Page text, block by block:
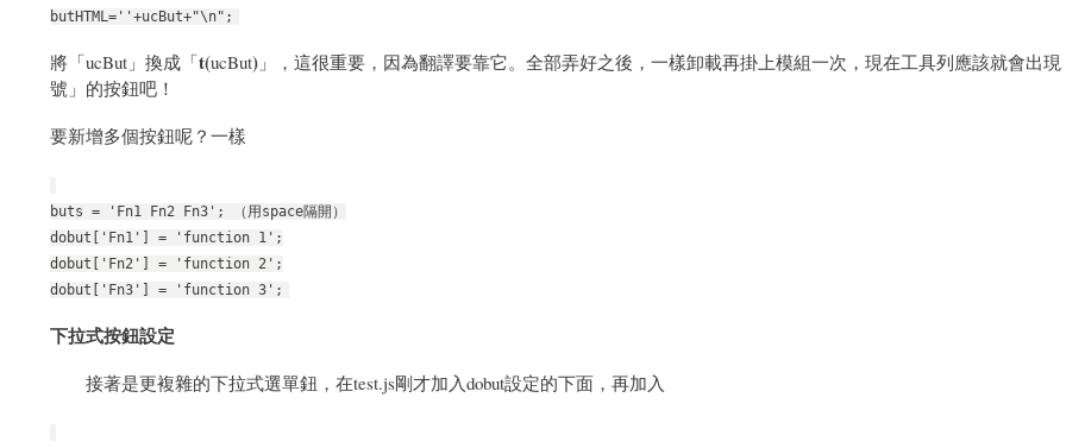
butHTML=''+ucBut+"\n";
將「ucBut」換成「t(ucBut) 」，這很重要，因為翻譯要靠它。全部弄好之後，一樣卸載再掛上模組一次，現在工具列應該就會出
號」的按鈕吧！
要新增多個按鈕呢？一樣
buts = 'Fn1 Fn2 Fn3'; （用space隔開）
dobut['Fn1'] = 'function 1';
dobut['Fn2'] = 'function 2';
dobut['Fn3'] = 'function 3';
下拉式按鈕設定
接著是更複雜的下拉式選單鈕，在test.js剛才加入dobut設定的下面，再加入